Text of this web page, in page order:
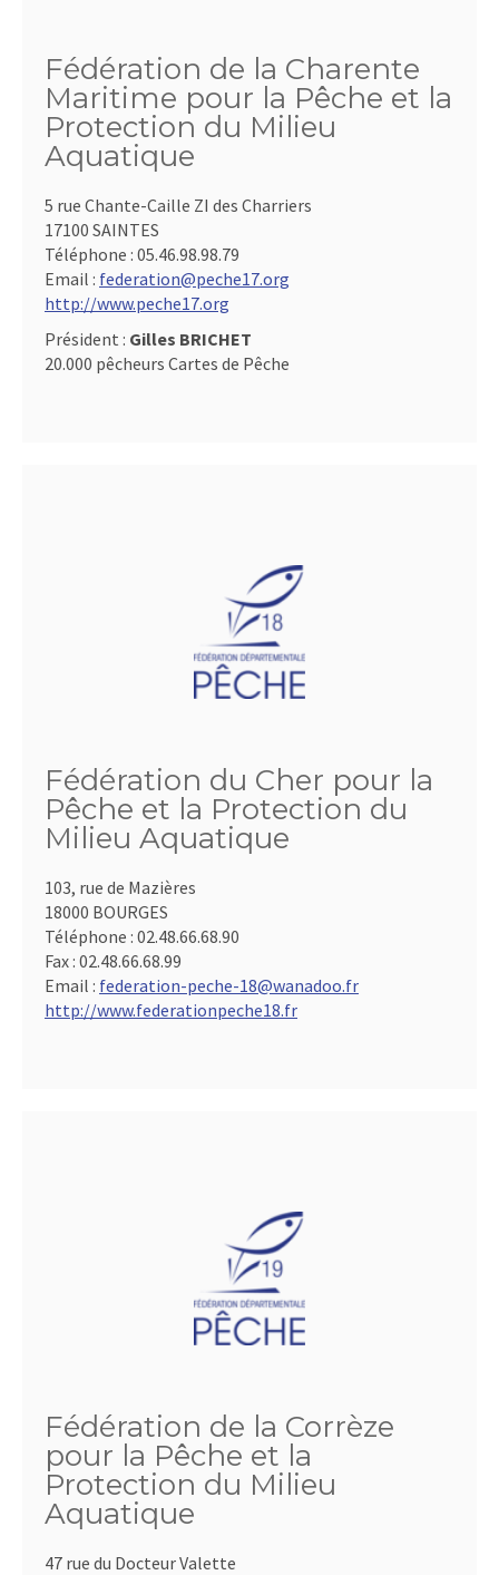
Fédération de la Charente
Maritime pour la Pêche et la
Protection du Milieu
Aquatique
5 rue Chante-Caille ZI des Charriers
17100 SAINTES
Téléphone : 05.46.98.98.79
Email : federation@peche17.org
http://www.peche17.org
Président : Gilles BRICHET
20.000 pêcheurs Cartes de Pêche
Fédération du Cher pour la
Pêche et la Protection du
Milieu Aquatique
103, rue de Mazières
18000 BOURGES
Téléphone : 02.48.66.68.90
Fax : 02.48.66.68.99
Email : federation-peche-18@wanadoo.fr
http://www.federationpeche18.fr
Fédération de la Corrèze
pour la Pêche et la
Protection du Milieu
Aquatique
47 rue du Docteur Valette